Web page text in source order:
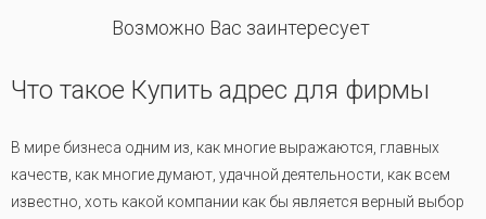
Возможно Вас заинтересует
Что такое Купить адрес для фирмы
В мире бизнеса одним из, как многие выражаются, главных
качеств, как многие думают, удачной деятельности, как всем
известно, хоть какой компании как бы является верный выбор